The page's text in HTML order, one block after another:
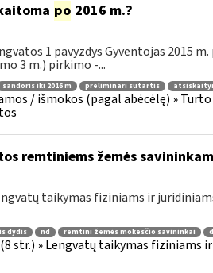
po 2016 m.?
1 pavyzdys Gyventojas 2015
3 m.) pirkimo -...
sandoris iki 2016 m preliminari sutartis
/ išmokos (pagal abėcėlę) »
remtiniems žemės
taikymas fiziniams ir
dydis nd remtini žemės mokesčio savininkai
str.) » Lengvatų taikymas fiziniams